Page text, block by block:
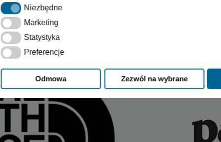
NiezbędneNiezbędne
MarketingMarketing
StatystykaStatystyka
Preferencje
Preferencje
Zezwól na wybrane
Odmowa